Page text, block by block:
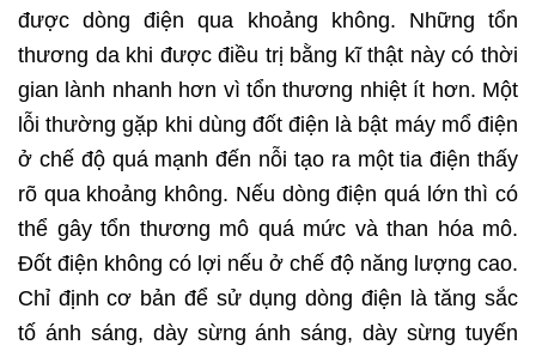
được dòng điện qua khoảng không. Những tổn
thương da khi được điều trị bằng kĩ thật này có thời
gian lành nhanh hơn vì tổn thương nhiệt ít hơn. Một
lỗi thường gặp khi dùng đốt điện là bật máy mổ điện
ở chế độ quá mạnh đến nỗi tạo ra một tia điện thấy
rõ qua khoảng không. Nếu dòng điện quá lớn thì có
thể gây tổn thương mô quá mức và than hóa mô.
Đốt điện không có lợi nếu ở chế độ năng lượng cao.
Chỉ định cơ bản để sử dụng dòng điện là tăng sắc
tố ánh sáng, dày sừng ánh sáng, dày sừng tuyến